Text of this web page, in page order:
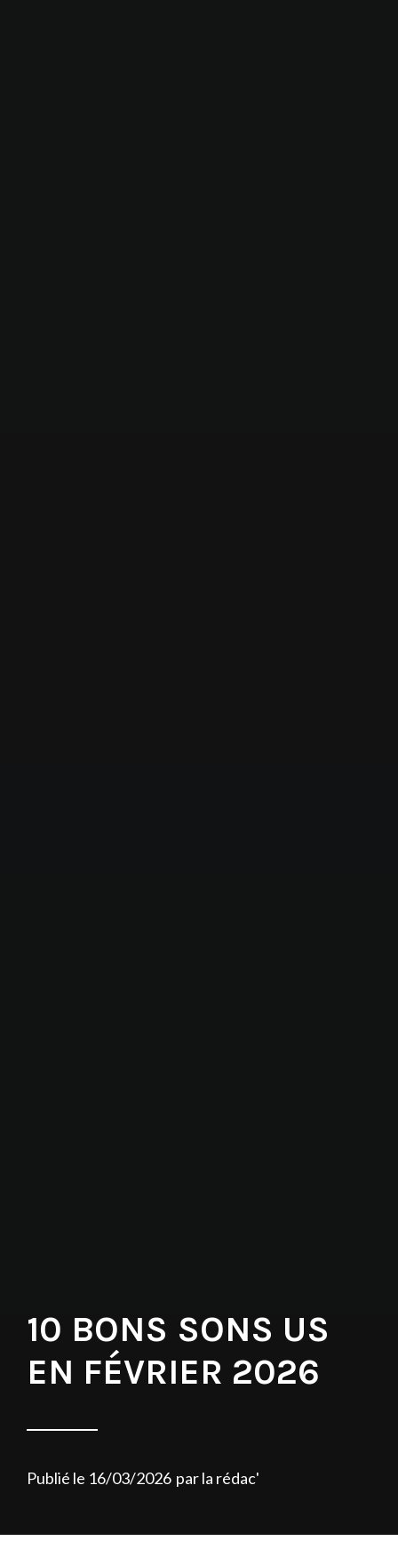
10 BONS SONS US
EN FÉVRIER 2026
Publié le 16/03/2026 parla rédac'